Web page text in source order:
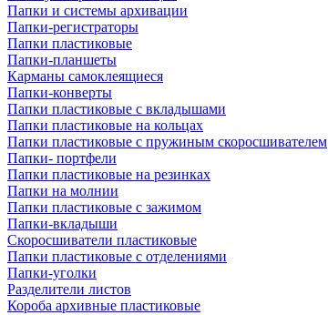
Папки и системы архивации
Папки-регистраторы
Папки пластиковые
Папки-планшеты
Карманы самоклеящиеся
Папки-конверты
Папки пластиковые с вкладышами
Папки пластиковые на кольцах
Папки пластиковые с пружиным скоросшивателем
Папки- портфели
Папки пластиковые на резинках
Папки на молнии
Папки пластиковые с зажимом
Папки-вкладыши
Скоросшиватели пластиковые
Папки пластиковые с отделениями
Папки-уголки
Разделители листов
Короба архивные пластиковые